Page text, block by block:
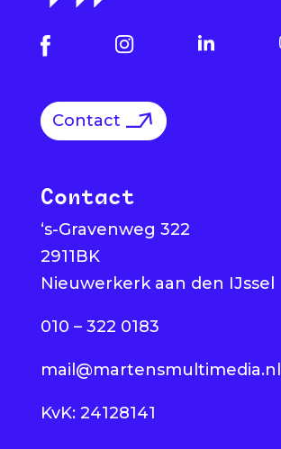
Contact
Contact
‘s-Gravenweg 322
2911BK
Nieuwerkerk aan den IJssel
010 – 322 0183
mail@martensmultimedia.nl
KvK: 24128141